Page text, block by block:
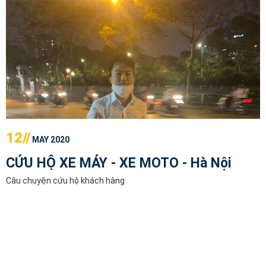
12// MAY 2020
CỨU HỘ XE MÁY - XE MOTO - Hà Nội
Câu chuyện cứu hộ khách hàng